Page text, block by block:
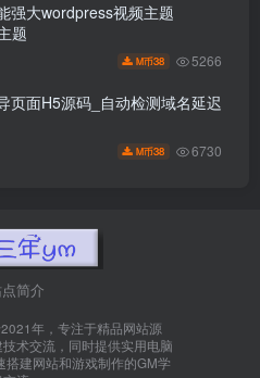
强大wordpress视频主题
题
M币38 5266
页面H5源码_自动检测域名延迟
M币38 6730
简介
年，专注于精品网站源
术交流，同时提供实用电脑
建网站和游戏制作的GM学